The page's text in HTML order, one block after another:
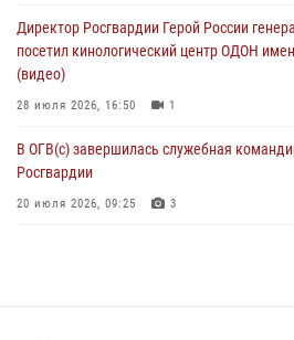
взрывобезопасности
Директор Росгвардии Герой России
посетил кинологический центр ОДОН
(видео)
28 июля 2026, 16:50 1
В ОГВ(с) завершилась служебная
Росгвардии
20 июля 2026, 09:25 3